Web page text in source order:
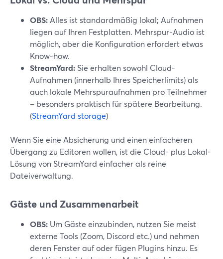
OBS: Alles ist standardmäßig lokal; Aufnahmen
liegen auf Ihren Festplatten. Mehrspur-Audio ist
möglich, aber die Konfiguration erfordert etwas
Know-how.
StreamYard: Sie erhalten sowohl Cloud-
Aufnahmen (innerhalb Ihres Speicherlimits) als
auch lokale Mehrspuraufnahmen pro Teilnehmer
– besonders praktisch für spätere Bearbeitung.
(StreamYard storage)
Wenn Sie eine Absicherung und einen einfacheren
Übergang zu Editoren wollen, ist die Cloud- plus Lokal-
Lösung von StreamYard einfacher als reine
Dateiverwaltung.
Gäste und Zusammenarbeit
OBS: Um Gäste einzubinden, nutzen Sie meist
externe Tools (Zoom, Discord etc.) und nehmen
deren Fenster auf oder fügen Plugins hinzu. Es